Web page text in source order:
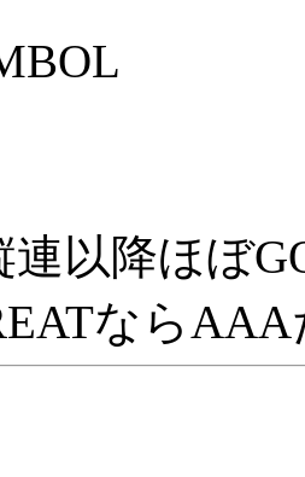
連以降ほぼ
なら